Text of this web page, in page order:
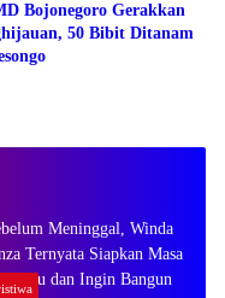
Bojonegoro Gerakkan
50 Bibit Ditanam